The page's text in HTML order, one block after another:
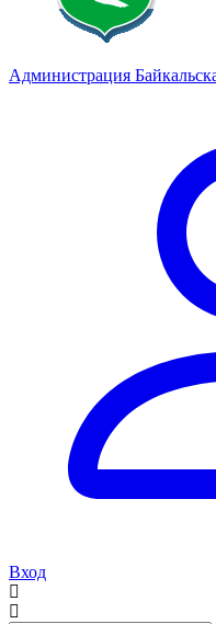
Администрация
Вход